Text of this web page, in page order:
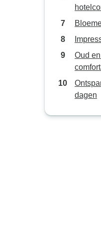
Oud
dagen